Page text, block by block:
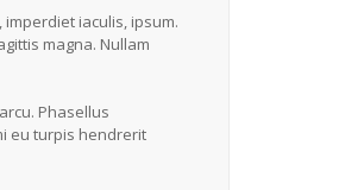
iaculis, ipsum.
magna. Nullam
Phasellus
eu turpis hendrerit